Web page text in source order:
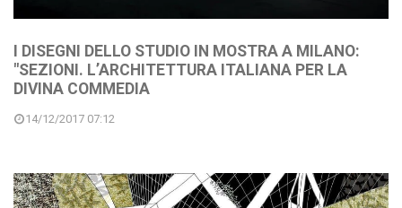
I DISEGNI DELLO STUDIO IN MOSTRA A MILANO:
"SEZIONI. L’ARCHITETTURA ITALIANA PER LA
DIVINA COMMEDIA
14/12/2017 07:12